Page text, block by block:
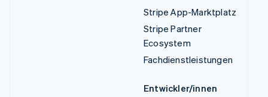
Stripe App-Marktplatz
Stripe Partner
Ecosystem
Fachdienstleistungen
Entwickler/innen